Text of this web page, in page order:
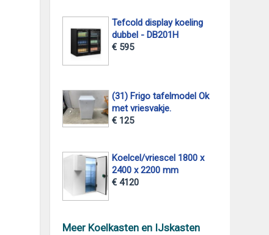
Tefcold display koeling
dubbel - DB201H
€ 595
(31) Frigo tafelmodel Ok
met vriesvakje.
€ 125
Koelcel/vriescel 1800 x
2400 x 2200 mm
€ 4120
Meer Koelkasten en IJskasten